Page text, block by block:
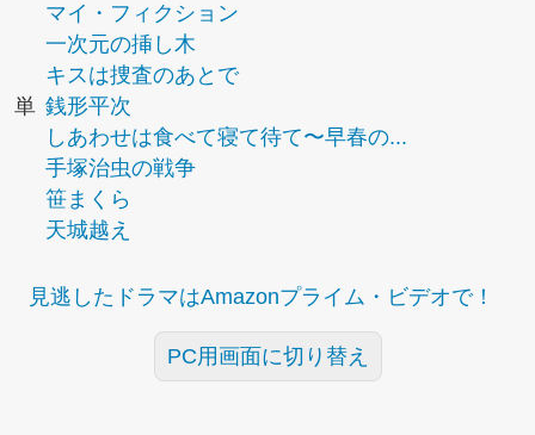
マイ・フィクション
一次元の挿し木
キスは捜査のあとで
単 銭形平次
しあわせは食べて寝て待て〜早春の...
手塚治虫の戦争
笹まくら
天城越え
見逃したドラマはAmazonプライム・ビデオで！
PC用画面に切り替え